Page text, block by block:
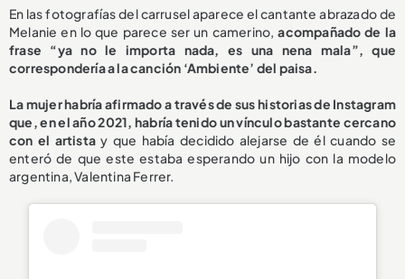
En las fotografías del carrusel aparece el cantante abrazado de
Melanie en lo que parece ser un camerino,acompañado de la
frase “ya no le importa nada, es una nena mala”, que
correspondería a la canción ‘Ambiente’ del paisa.
La mujer habría afirmado a través de sus historias de Instagram
que, en el año 2021, habría tenido un vínculo bastante cercano
con el artistay que había decidido alejarse de él cuando se
enteró de que este estaba esperando un hijo con la modelo
argentina, Valentina Ferrer.